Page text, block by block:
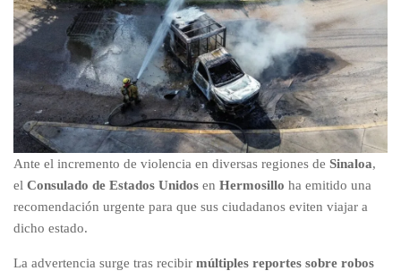
Ante el incremento de violencia en diversas regiones de Sinaloa,
el Consulado de Estados Unidos en Hermosillo ha emitido una
recomendación urgente para que sus ciudadanos eviten viajar a
dicho estado.
La advertencia surge tras recibir múltiples reportes sobre robos